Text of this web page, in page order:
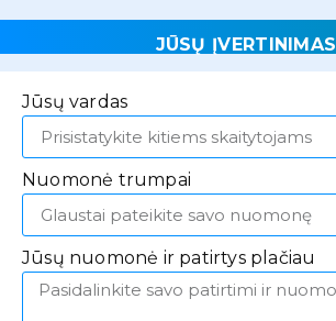
JŪSŲ ĮVERTINIMAS
Jūsų vardas
Nuomonė trumpai
Jūsų nuomonė ir patirtys plačiau